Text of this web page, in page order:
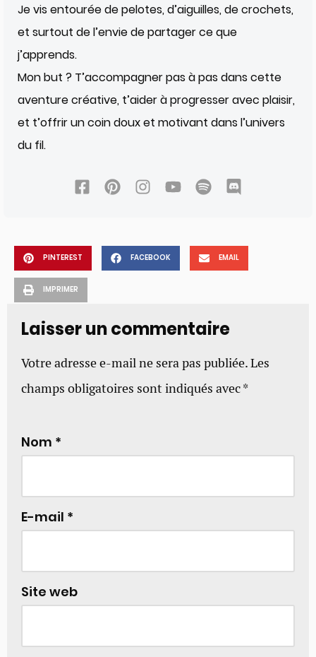
Je vis entourée de pelotes, d’aiguilles, de crochets,
et surtout de l’envie de partager ce que
j’apprends.
Mon but ? T’accompagner pas à pas dans cette
aventure créative, t’aider à progresser avec plaisir,
et t’offrir un coin doux et motivant dans l’univers
du fil.
PINTEREST FACEBOOK EMAIL
IMPRIMER
Laisser un commentaire
Votre adresse e-mail ne sera pas publiée.Les
champs obligatoires sont indiqués avec*
Nom *
E-mail *
Site web